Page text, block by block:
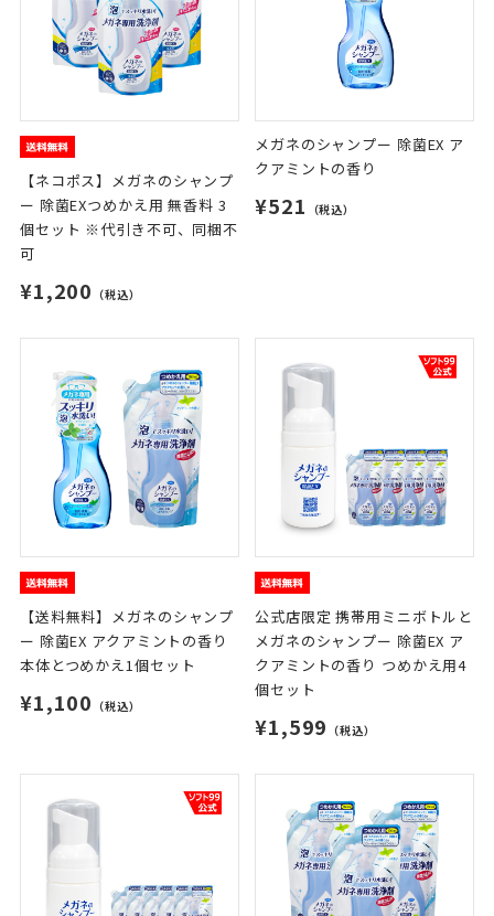
【ネコポス】メガネのシャンプ
ー 除菌EXつめかえ用 無香料 3
個セット ※代引き不可、同梱不
可
¥1,200 （税込）
メガネのシャンプー 除菌EX ア
クアミントの香り
¥521 （税込）
【送料無料】メガネのシャンプ
ー 除菌EX アクアミントの香り
本体とつめかえ1個セット
¥1,100 （税込）
公式店限定 携帯用ミニボトルと
メガネのシャンプー 除菌EX ア
クアミントの香り つめかえ用4
個セット
¥1,599 （税込）